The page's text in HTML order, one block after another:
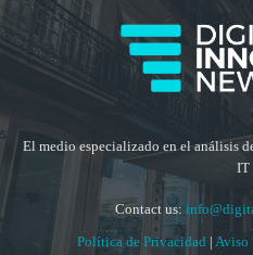
El medio especializado en el análisis
IT
Contact us:
Política de Privacidad | Aviso